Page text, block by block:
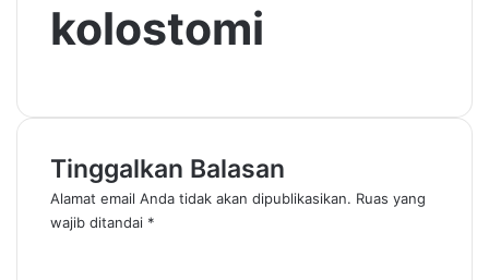
kolostomi
Tinggalkan Balasan
Alamat email Anda tidak akan dipublikasikan. Ruas yang
wajib ditandai *